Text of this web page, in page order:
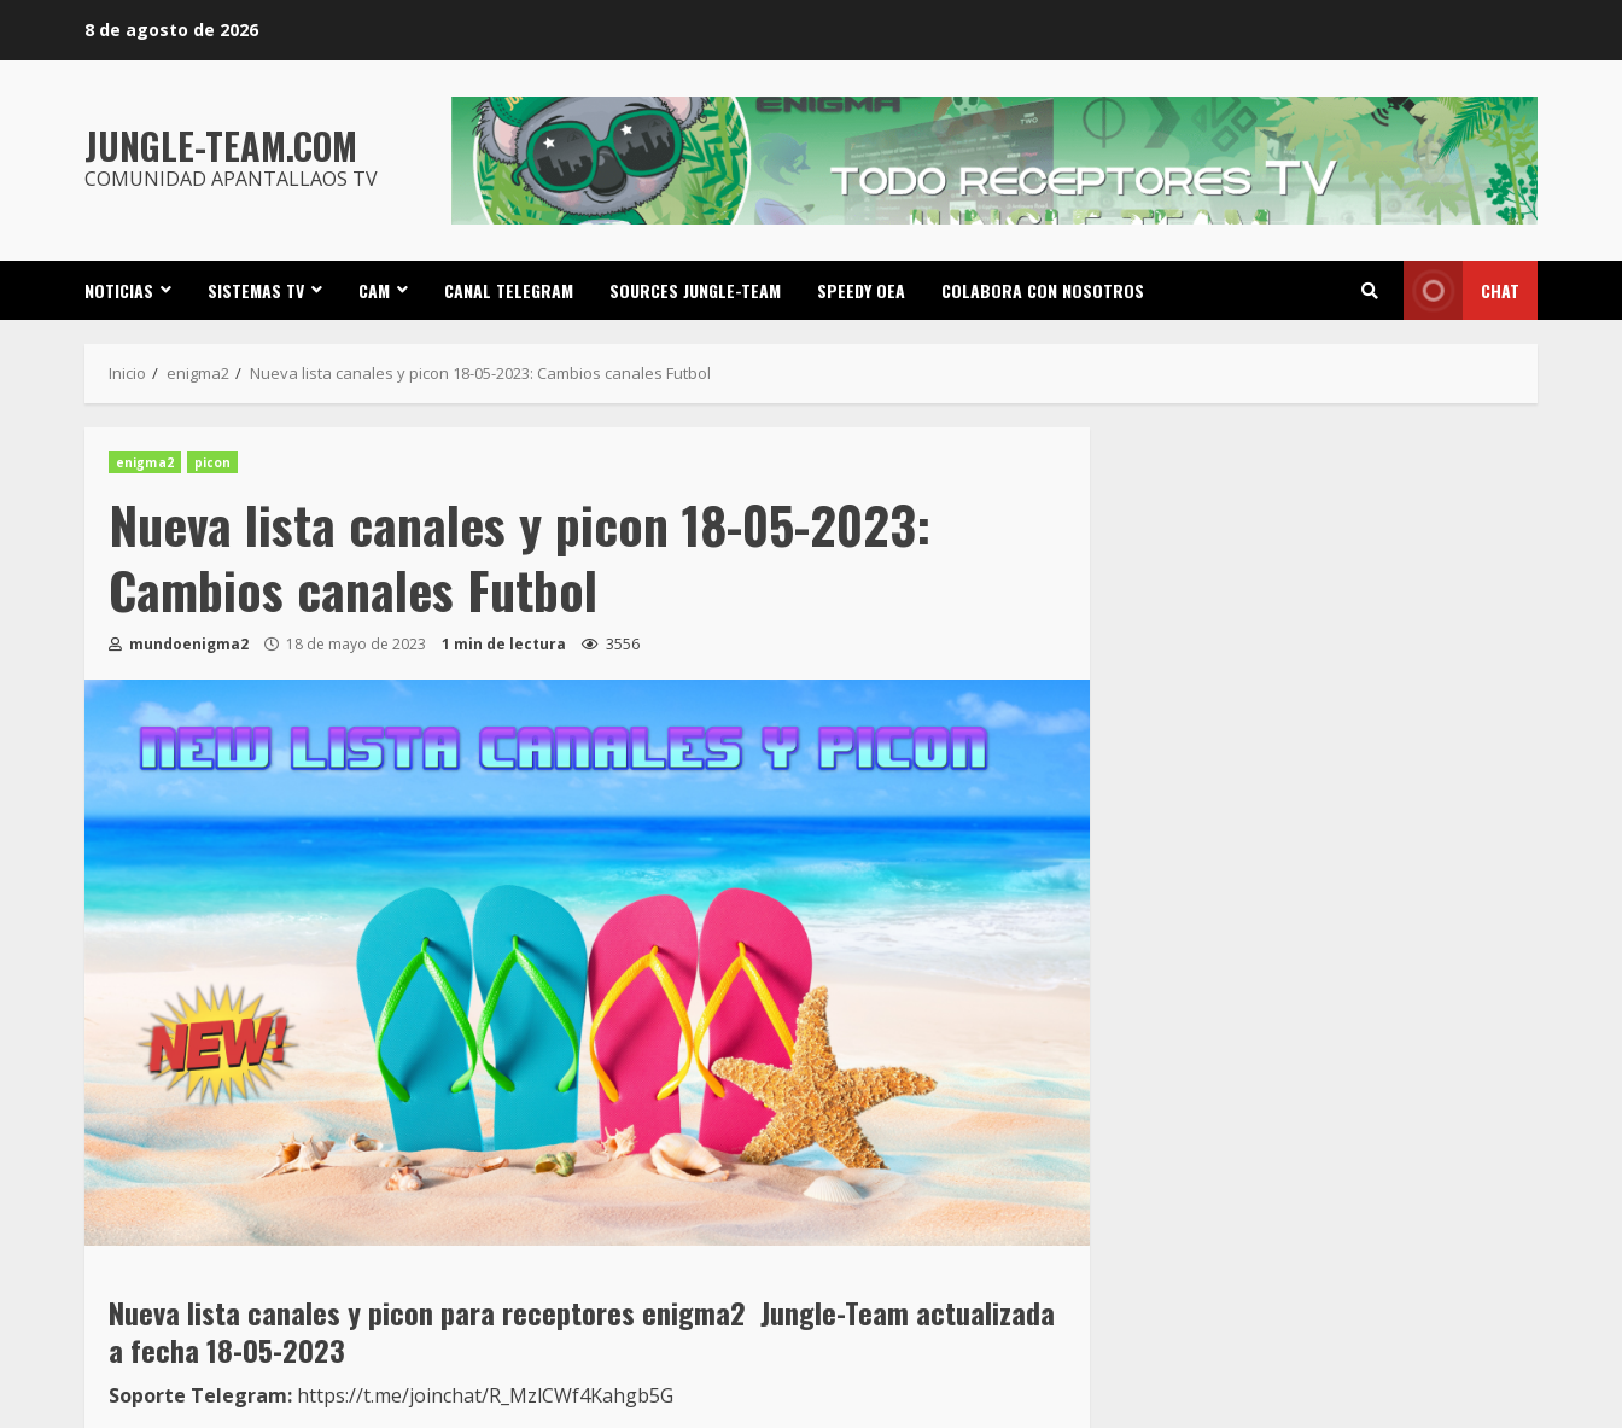
8 de agosto de 2026
JUNGLE-TEAM.COM
COMUNIDAD APANTALLAOS TV
NOTICIAS SISTEMAS TV CAM CANAL TELEGRAM SOURCES JUNGLE-TEAM SPEEDY OEA COLABORA CON NOSOTROS CHAT
Inicio enigma2 Nueva lista canales y picon 18-05-2023: Cambios canales Futbol
enigma2 picon
Nueva lista canales y picon 18-05-2023:
Cambios canales Futbol
mundoenigma2 18 de mayo de 2023 1 min de lectura 3556
Nueva lista canales y picon para receptores enigma2 Jungle-Team actualizada
a fecha 18-05-2023
Soporte Telegram: https://t.me/joinchat/R_MzlCWf4Kahgb5G